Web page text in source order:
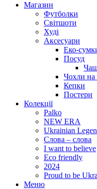
Магазин
Футболки
Світшоти
Худі
Аксесуари
Еко-
Посуд
Чохли на
Кепки
Постери
Колекції
Palko
NEW ERA
Ukrainian
Слова – слова
I want to believe
Eco friendly
2024
Proud to be
Меню